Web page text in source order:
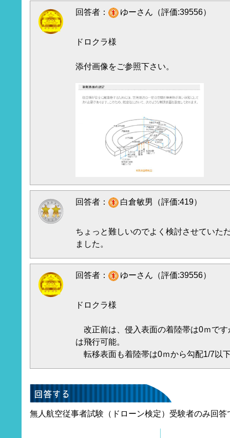
回答者： ゆーさん（評価:39556）
ドロクラ様
添付画像をご参照下さい。
回答者： 白倉敏男（評価:419）
ちょっと難しいのでよく検討させていた
ました。
回答者： ゆーさん（評価:39556）
ドロクラ様
改正前は、侵入表面の着陸帯は0ｍで
は飛行可能。
転移表面も着陸帯は0ｍから勾配1/7以
無人航空従事者試験（ドローン検定）受験者のみ回答